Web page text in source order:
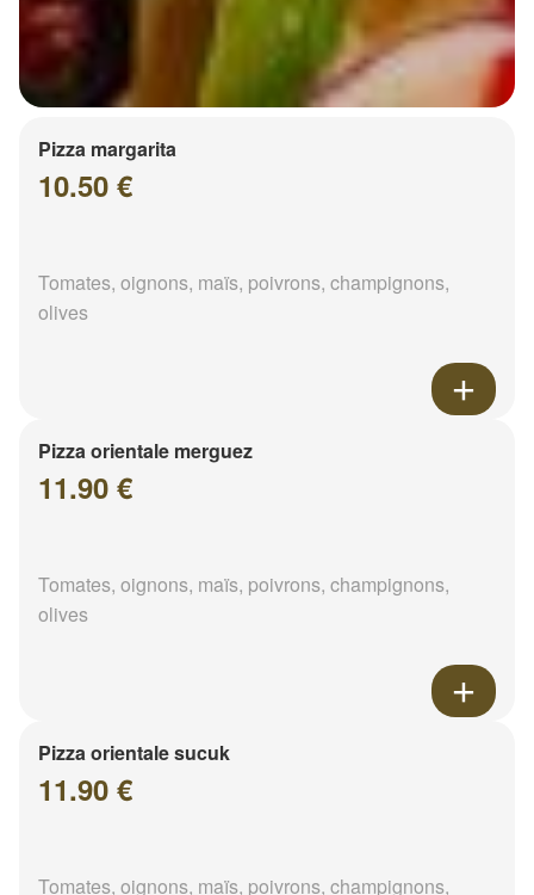
Pizza margarita
10.50 €
Tomates, oignons, maïs, poivrons, champignons,
olives
Pizza orientale merguez
11.90 €
Tomates, oignons, maïs, poivrons, champignons,
olives
Pizza orientale sucuk
11.90 €
Tomates, oignons, maïs, poivrons, champignons,